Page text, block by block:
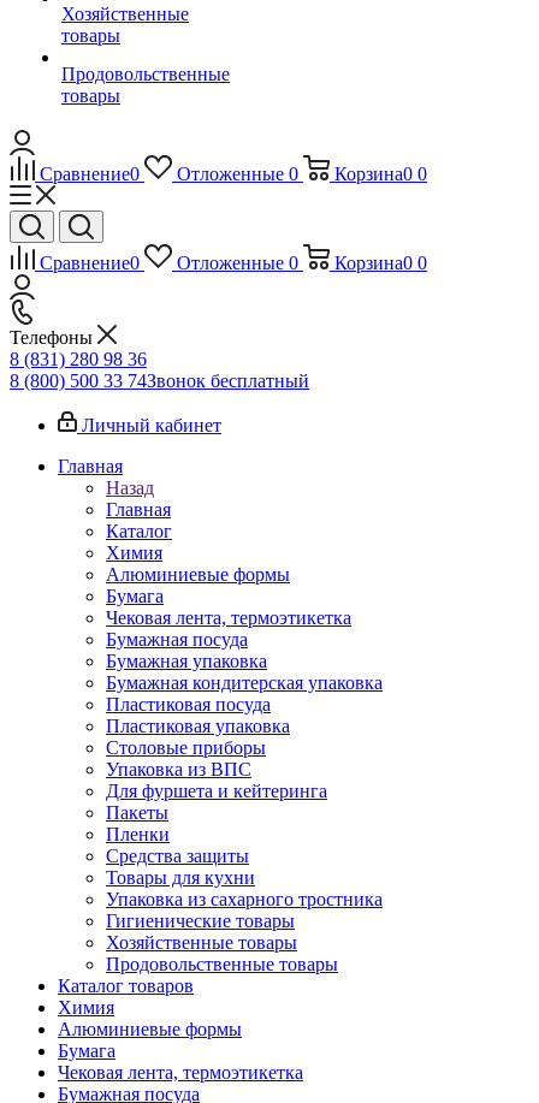
Хозяйственные
товары
Продовольственные
товары
Сравнение0 Отложенные 0 Корзина0 0
Сравнение0 Отложенные 0 Корзина0 0
Телефоны
8 (831) 280 98 36
8 (800) 500 33 74Звонок бесплатный
Личный кабинет
Главная
Назад
Главная
Каталог
Химия
Алюминиевые формы
Бумага
Чековая лента, термоэтикетка
Бумажная посуда
Бумажная упаковка
Бумажная кондитерская упаковка
Пластиковая посуда
Пластиковая упаковка
Столовые приборы
Упаковка из ВПС
Для фуршета и кейтеринга
Пакеты
Пленки
Средства защиты
Товары для кухни
Упаковка из сахарного тростника
Гигиенические товары
Хозяйственные товары
Продовольственные товары
Каталог товаров
Химия
Алюминиевые формы
Бумага
Чековая лента, термоэтикетка
Бумажная посуда